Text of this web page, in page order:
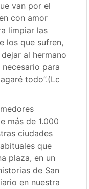
van por el
con amor
limpiar las
los que sufren,
al hermano
para
todo”.(Lc
más de 1.000
ciudades
que
plaza, en un
de San
en nuestra